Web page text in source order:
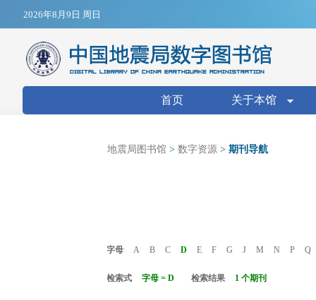
2026年8月9日 周日
搜索表单
首页 关于本馆
地震局图书馆 > 数字资源 > 期刊导航
字母 A B C D E F G J M N P Q
检索式 字母 = D 检索结果 1 个期刊